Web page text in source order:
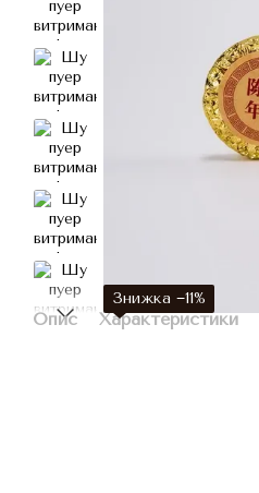
Знижка −11%
Опис Характеристики